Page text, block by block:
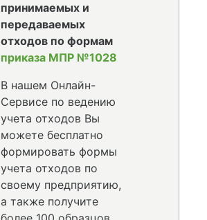
принимаемых и
передаваемых
отходов по формам
приказа МПР №1028
В нашем Онлайн-
Сервисе по ведению
учета отходов Вы
можете бесплатно
формировать формы
учета отходов по
своему предприятию,
а также получите